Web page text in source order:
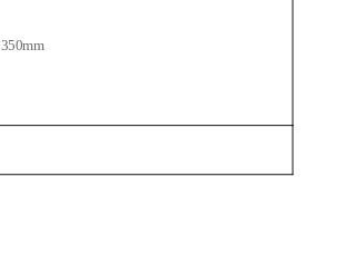
350mm